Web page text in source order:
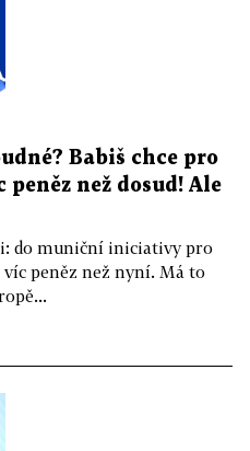
Babiš chce pro
než dosud! Ale
do muniční iniciativy pro
peněz než nyní. Má to